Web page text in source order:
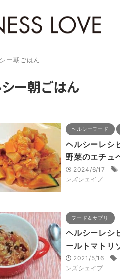
ー朝ごはん
ー朝ごはん
ヘルシーフード
ヘルシーレシ
野菜のエチュ
2024/6/17
ンズシェイプ
フード＆サプリ
ヘルシーレシ
ールトマトリ
2021/5/16
ンズシェイプ